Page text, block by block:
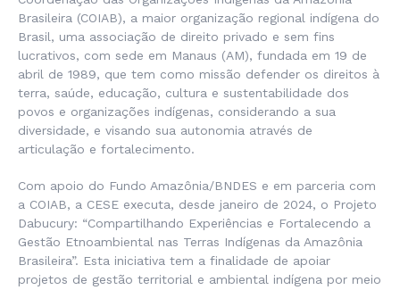
Brasileira (COIAB), a maior organização regional indígena do
Brasil, uma associação de direito privado e sem fins
lucrativos, com sede em Manaus (AM), fundada em 19 de
abril de 1989, que tem como missão defender os direitos à
terra, saúde, educação, cultura e sustentabilidade dos
povos e organizações indígenas, considerando a sua
diversidade, e visando sua autonomia através de
articulação e fortalecimento.
Com apoio do Fundo Amazônia/BNDES e em parceria com
a COIAB, a CESE executa, desde janeiro de 2024, o Projeto
Dabucury: “Compartilhando Experiências e Fortalecendo a
Gestão Etnoambiental nas Terras Indígenas da Amazônia
Brasileira”. Esta iniciativa tem a finalidade de apoiar
projetos de gestão territorial e ambiental indígena por meio